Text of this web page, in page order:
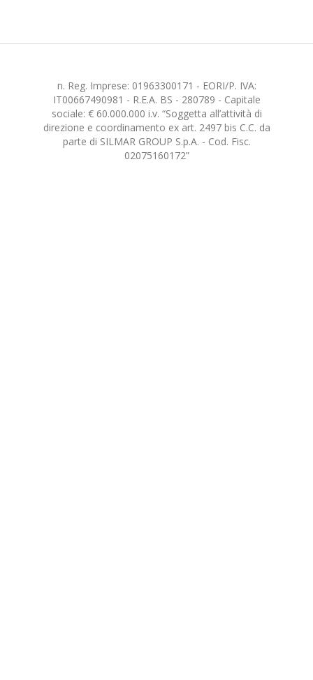
n. Reg. Imprese: 01963300171 - EORI/P. IVA:
IT00667490981 - R.E.A. BS - 280789 - Capitale
sociale: € 60.000.000 i.v. “Soggetta all’attività di
direzione e coordinamento ex art. 2497 bis C.C. da
parte di SILMAR GROUP S.p.A. - Cod. Fisc.
02075160172”